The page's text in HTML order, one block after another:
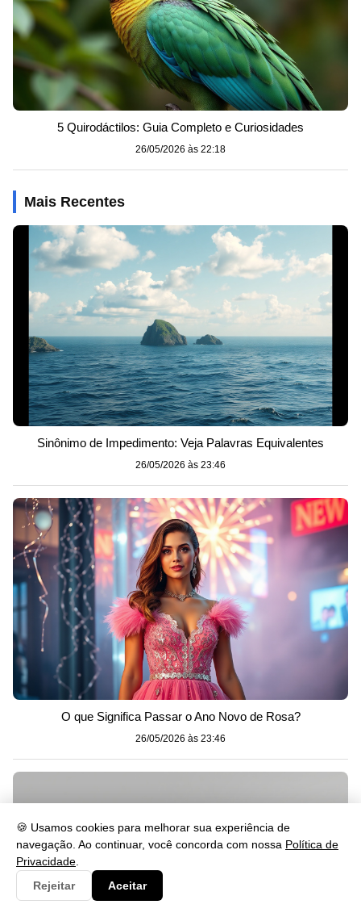
🍪 Usamos cookies para melhorar sua experiência de
navegação. Ao continuar, você concorda com nossa Política de
Privacidade
Rejeitar
Aceitar
5 Quirodáctilos: Guia Completo e Curiosidades
26/05/2026 às 22:18
Mais Recentes
Sinônimo de Impedimento: Veja Palavras Equivalentes
26/05/2026 às 23:46
O que Significa Passar o Ano Novo de Rosa?
26/05/2026 às 23:46